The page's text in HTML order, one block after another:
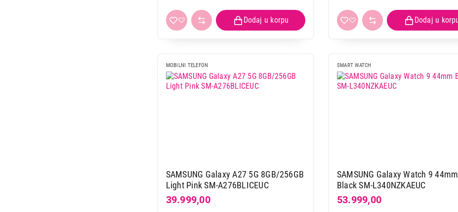
MOBILNI TELEFON
SAMSUNG Galaxy A27 5G 8GB/256GB
Light Pink SM-A276BLICEUC
39.999,00
SMART WATCH
SAMSUNG Galaxy Watch 9 44mm
Black SM-L340NZKAEUC
53.999,00